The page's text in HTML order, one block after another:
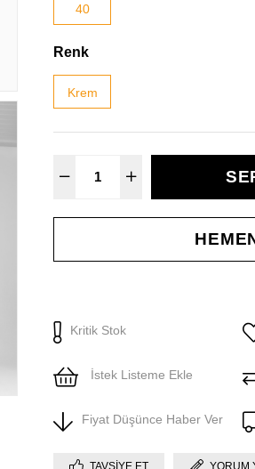
40
Renk
Krem
Kritik Stok
İstek Listeme Ekle
Fiyat Düşünce Haber Ver
TAVSIYE ET YORUM